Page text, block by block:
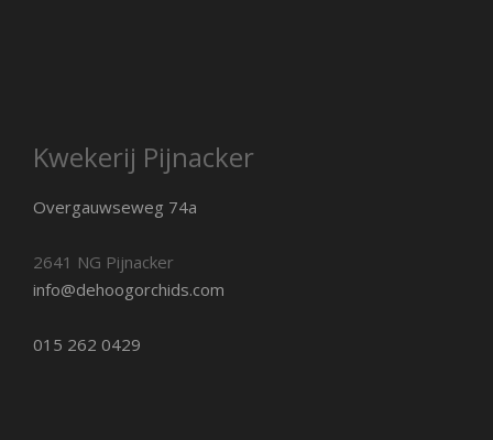
Kwekerij Pijnacker
Overgauwseweg 74a
2641 NG Pijnacker
info@dehoogorchids.com
015 262 0429